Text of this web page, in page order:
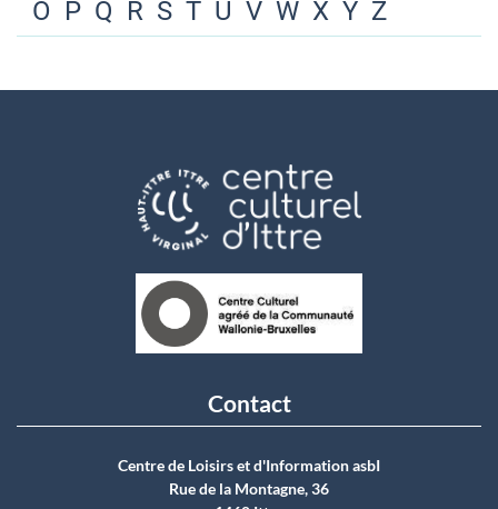
O P Q R S T U V W X Y Z
Contact
Centre de Loisirs et d'Information asbI
Rue de la Montagne, 36